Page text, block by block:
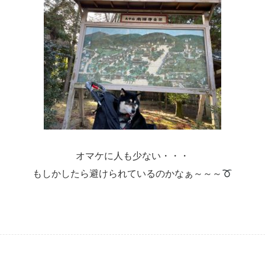
オマケに人も少ない・・・
もしかしたら避けられているのかなぁ～～～